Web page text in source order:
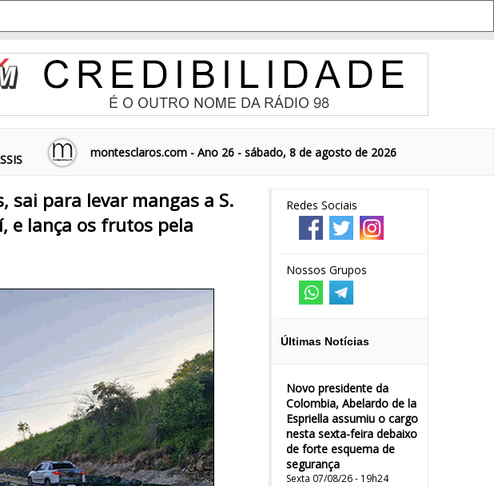
montesclaros.com - Ano 26 - sábado, 8 de agosto de 2026
Redes Sociais
Nossos Grupos
Últimas Notícias
Novo presidente da
Colombia, Abelardo de la
Espriella assumiu o cargo
nesta sexta-feira debaixo
de forte esquema de
segurança
Sexta 07/08/26 - 19h24
sai para levar mangas a S.
e lança os frutos pela